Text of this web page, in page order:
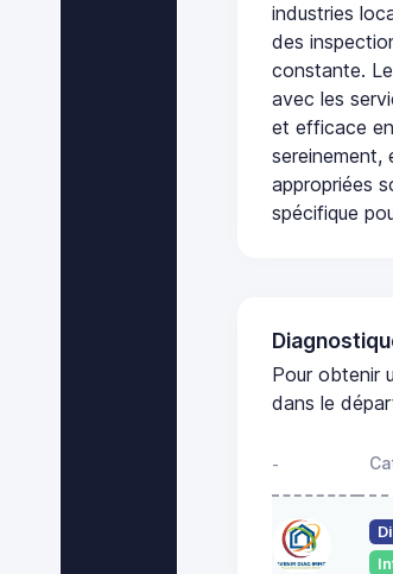
industries
des
constante.
avec les
et efficace
sereinement,
appropriées
spécifique
Pour obtenir
dans le
-